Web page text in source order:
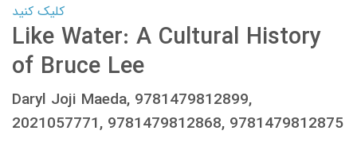
کلیک کنید
Like Water: A Cultural History
of Bruce Lee
Daryl Joji Maeda, 9781479812899,
2021057771, 9781479812868, 9781479812875